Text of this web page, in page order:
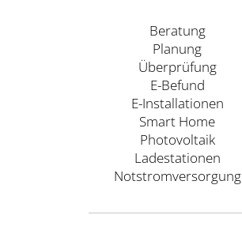
Beratung
Planung
Überprüfung
E-Befund
E-Installationen
Smart Home
Photovoltaik
Ladestationen
Notstromversorgung